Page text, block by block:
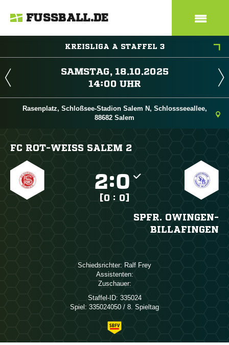
FUSSBALL.DE
KREISLIGA A STAFFEL 3
 
 
Rasenplatz, Schloßsee-Stadion Salem N, Schlossseeallee,
88682 Salem
FC ROT-WEISS SALEM 2
:
[0 : 0]
SPFR. OWINGEN-
BILLAFINGEN
Schiedsrichter:  
Assistenten:
Zuschauer:
Staffel-ID: 335024
Spiel: 335024050 / 8. Spieltag